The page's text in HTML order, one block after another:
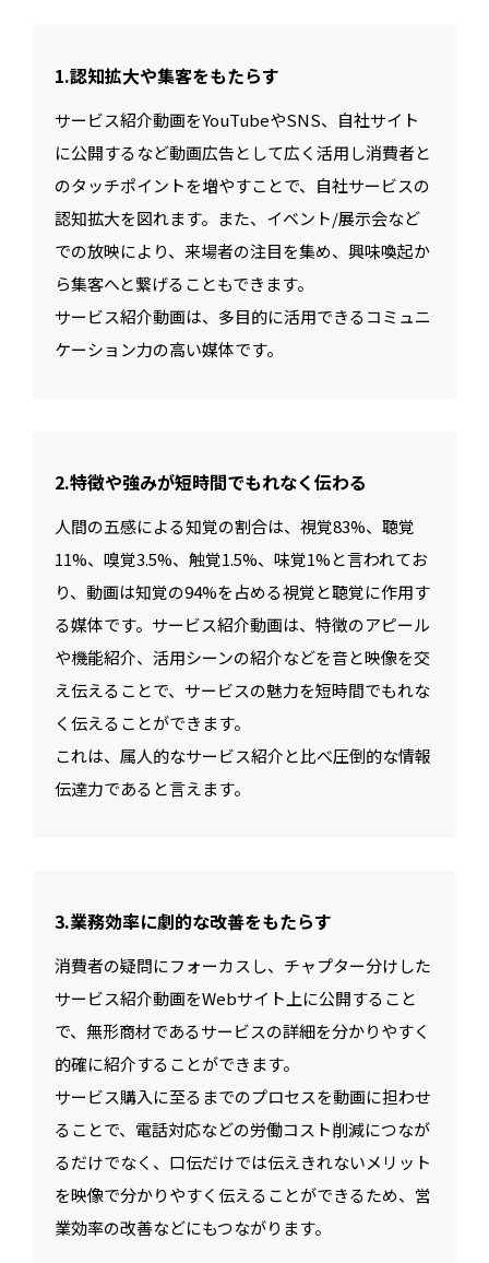
1.認知拡大や集客をもたらす
サービス紹介動画をYouTubeやSNS、自社サイト
に公開するなど動画広告として広く活用し消費者と
のタッチポイントを増やすことで、自社サービスの
認知拡大を図れます。また、イベント/展示会など
での放映により、来場者の注目を集め、興味喚起か
ら集客へと繋げることもできます。
サービス紹介動画は、多目的に活用できるコミュニ
ケーション力の高い媒体です。
2.特徴や強みが短時間でもれなく伝わる
人間の五感による知覚の割合は、視覚83%、聴覚
11%、嗅覚3.5%、触覚1.5%、味覚1%と言われてお
り、動画は知覚の94%を占める視覚と聴覚に作用す
る媒体です。サービス紹介動画は、特徴のアピール
や機能紹介、活用シーンの紹介などを音と映像を交
え伝えることで、サービスの魅力を短時間でもれな
く伝えることができます。
これは、属人的なサービス紹介と比べ圧倒的な情報
伝達力であると言えます。
3.業務効率に劇的な改善をもたらす
消費者の疑問にフォーカスし、チャプター分けした
サービス紹介動画をWebサイト上に公開すること
で、無形商材であるサービスの詳細を分かりやすく
的確に紹介することができます。
サービス購入に至るまでのプロセスを動画に担わせ
ることで、電話対応などの労働コスト削減につなが
るだけでなく、口伝だけでは伝えきれないメリット
を映像で分かりやすく伝えることができるため、営
業効率の改善などにもつながります。